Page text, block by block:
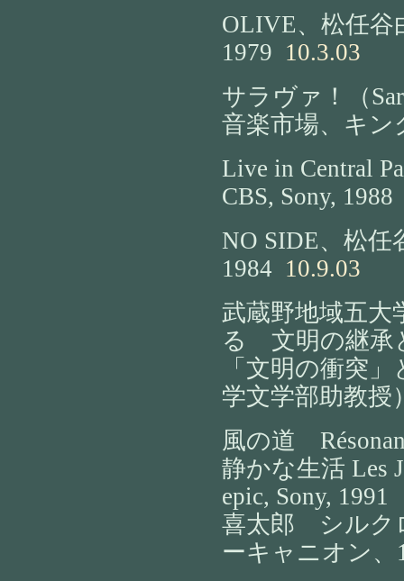
OLIVE、松任谷
1979 10.3.03
サラヴァ！（
音楽市場、キン
Live in Central
CBS, Sony, 1988
NO SIDE、松任
1984 10.9.03
武蔵野地域五
る 文明の継
「文明の衝突
学文学部助教授
風の道
静かな生活 Les
epic, Sony, 1991
喜太郎 シルク
ーキャニオン、